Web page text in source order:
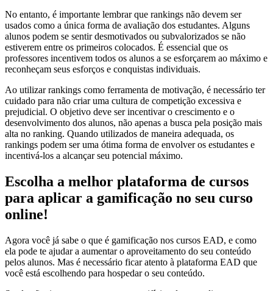
No entanto, é importante lembrar que rankings não devem ser
usados como a única forma de avaliação dos estudantes. Alguns
alunos podem se sentir desmotivados ou subvalorizados se não
estiverem entre os primeiros colocados. É essencial que os
professores incentivem todos os alunos a se esforçarem ao máximo e
reconheçam seus esforços e conquistas individuais.
Ao utilizar rankings como ferramenta de motivação, é necessário ter
cuidado para não criar uma cultura de competição excessiva e
prejudicial. O objetivo deve ser incentivar o crescimento e o
desenvolvimento dos alunos, não apenas a busca pela posição mais
alta no ranking. Quando utilizados de maneira adequada, os
rankings podem ser uma ótima forma de envolver os estudantes e
incentivá-los a alcançar seu potencial máximo.
Escolha a melhor plataforma de cursos
para aplicar a gamificação no seu curso
online!
Agora você já sabe o que é gamificação nos cursos EAD, e como
ela pode te ajudar a aumentar o aproveitamento do seu conteúdo
pelos alunos. Mas é necessário ficar atento à plataforma EAD que
você está escolhendo para hospedar o seu conteúdo.